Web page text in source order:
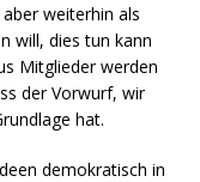
weiterhin als
will, dies tun kann
Mitglieder werden
der Vorwurf, wir
hat.
demokratisch in